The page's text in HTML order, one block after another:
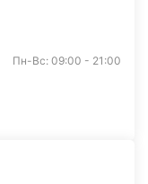
Пн-Вс: 09:00 - 21:00